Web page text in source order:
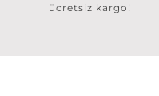
ücretsiz kargo!